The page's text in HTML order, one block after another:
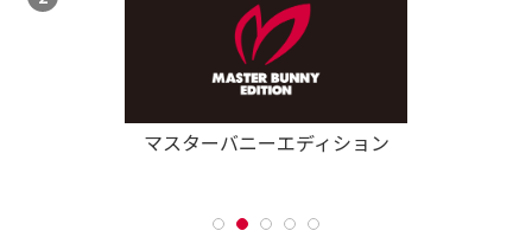
マスターバニーエディション